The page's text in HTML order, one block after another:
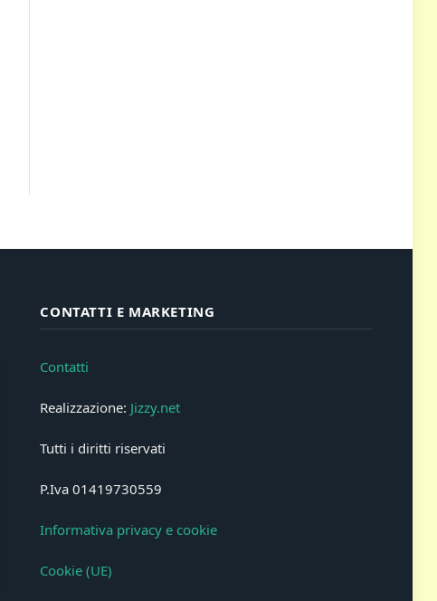
CONTATTI E MARKETING
Contatti
Realizzazione: Jizzy.net
Tutti i diritti riservati
P.Iva 01419730559
Informativa privacy e cookie
Cookie (UE)